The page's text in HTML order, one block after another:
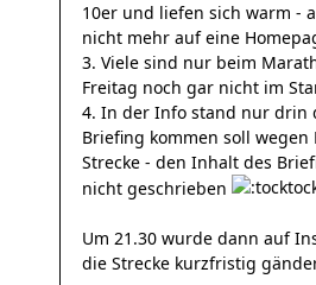
10er und liefen sich warm -
nicht mehr auf eine
3. Viele sind nur beim
Freitag noch gar nicht im
4. In der Info stand nur drin
Briefing kommen soll
Strecke - den Inhalt des
nicht geschrieben
Um 21.30 wurde dann auf
die Strecke kurzfristig